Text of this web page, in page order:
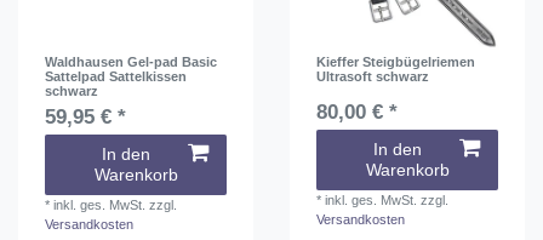
Waldhausen Gel-pad Basic
Sattelpad Sattelkissen
schwarz
59,95 € *
In den
Warenkorb
*inkl. ges. MwSt. zzgl.
Versandkosten
Kieffer Steigbügelriemen
Ultrasoft schwarz
80,00 € *
In den
Warenkorb
*inkl. ges. MwSt. zzgl.
Versandkosten